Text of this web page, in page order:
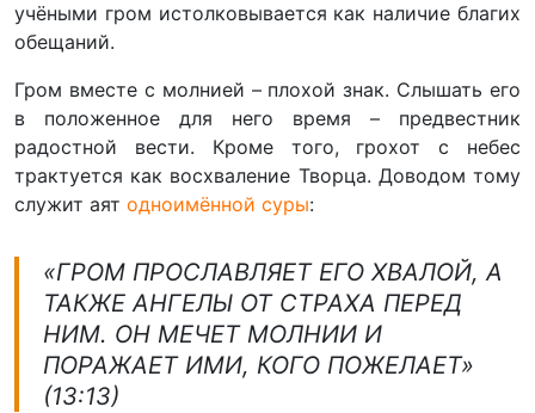
учёными гром истолковывается как наличие благих
обещаний.
Гром вместе с молнией – плохой знак. Слышать его
в положенное для него время – предвестник
радостной вести. Кроме того, грохот с небес
трактуется как восхваление Творца. Доводом тому
служит аят одноимённой суры:
«ГРОМ ПРОСЛАВЛЯЕТ ЕГО ХВАЛОЙ, А
ТАКЖЕ АНГЕЛЫ ОТ СТРАХА ПЕРЕД
НИМ. ОН МЕЧЕТ МОЛНИИ И
ПОРАЖАЕТ ИМИ, КОГО ПОЖЕЛАЕТ»
(13:13)